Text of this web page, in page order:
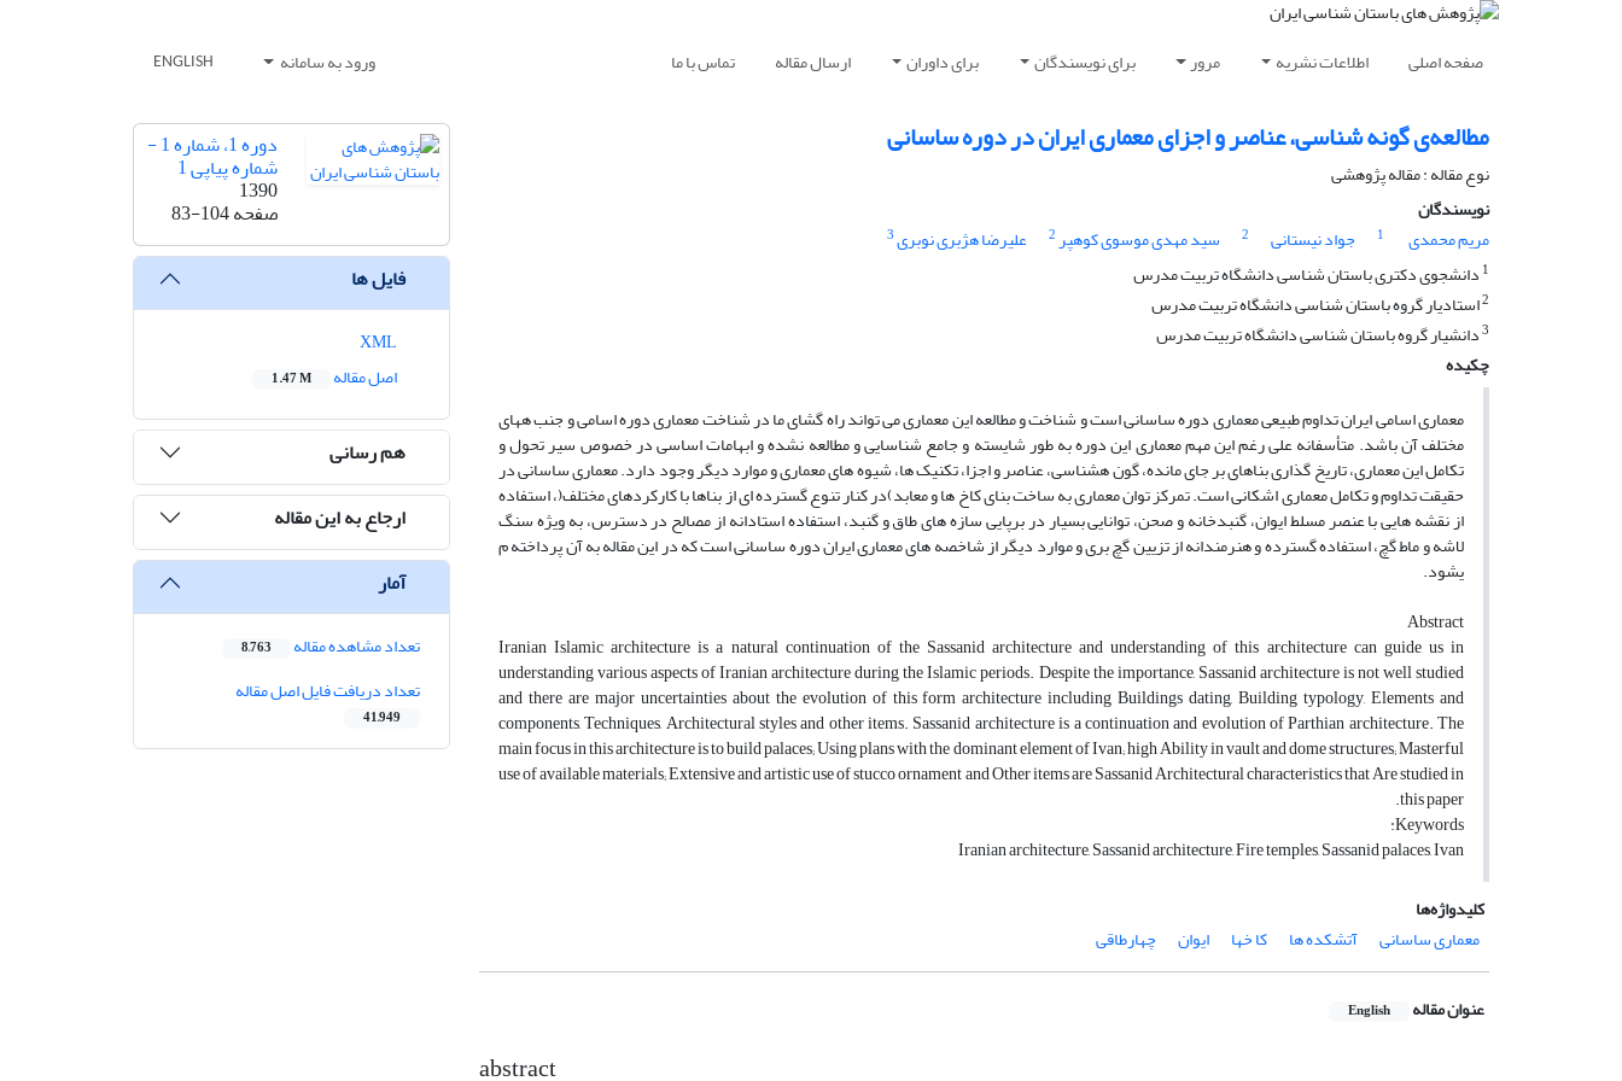
صفحه اصلی اطلاعات نشریه مرور برای نویسندگان برای داوران ارسال مقاله تماس با ما ورود به سامانه ENGLISH
مطالعه‌ی گونه شناسی، عناصر و اجزای معماری ایران در دوره ساسانی
نوع مقاله : مقاله پژوهشی
نویسندگان
مریم محمدی
1 جواد نیستانی 2 سید مهدی موسوی کوهپر2 علیرضا هژبری نوبری3
1 دانشجوی دکتری باستان شناسی دانشگاه تربیت مدرس
2استادیار گروه باستان شناسی دانشگاه تربیت مدرس
3دانشیار گروه باستان شناسی دانشگاه تربیت مدرس
چکیده
معماری اسامی ایران تداوم طبیعی معماری دوره ساسانی است و شناخت و مطالعه این معماری می تواند راه گشای ما در شناخت معماری دوره اسامی و جنب ههای
مختلف آن باشد. متأسفانه علی رغم این مهم معماری این دوره به طور شایسته و جامع شناسایی و مطالعه نشده و ابهامات اساسی در خصوص سیر تحول و
تکامل این معماری، تاریخ گذاری بناهای بر جای مانده، گون هشناسی، عناصر و اجزا، تکنیک ها، شیوه های معماری و موارد دیگر وجود دارد. معماری ساسانی در
حقیقت تداوم و تکامل معماری اشکانی است. تمرکز توان معماری به ساخت بنای کاخ ها و معابد)در کنار تنوع گسترده ای از بناها با کارکردهای مختلف(، استفاده
از نقشه هایی با عنصر مسلط ایوان، گنبدخانه و صحن، توانایی بسیار در برپایی سازه های طاق و گنبد، استفاده استادانه از مصالح در دسترس، به ویژه سنگ
لاشه و ماط گچ، استفاده گسترده و هنرمندانه از تزیین گچ بری و موارد دیگر از شاخصه های معماری ایران دوره ساسانی است که در این مقاله به آن پرداخته م
یشود.
Abstract
Iranian Islamic architecture is a natural continuation of the Sassanid architecture and understanding of this architecture can guide us in
understanding various aspects of Iranian architecture during the Islamic periods. Despite the importance, Sassanid architecture is not well studied
and there are major uncertainties about the evolution of this form architecture including Buildings dating, Building typology, Elements and
components, Techniques, Architectural styles and other items. Sassanid architecture is a continuation and evolution of Parthian architecture. The
main focus in this architecture is to build palaces; Using plans with the dominant element of Ivan; high Ability in vault and dome structures; Masterful
use of available materials; Extensive and artistic use of stucco ornament and Other items are Sassanid Architectural characteristics that Are studied in
this paper.
Keywords:
Iranian architecture, Sassanid architecture, Fire temples, Sassanid palaces, Ivan
کلیدواژه‌ها
معماری ساسانی
آتشکده ها کا خها ایوان چهارطاقی
عنوان مقاله English
abstract
دوره 1، شماره 1 -
شماره پیاپی 1
1390
صفحه83-104
فایل ها
اصل مقاله
1.47 M
هم رسانی
ارجاع به این مقاله
آمار
تعداد مشاهده مقاله 8,763
تعداد دریافت فایل اصل مقاله
41,949